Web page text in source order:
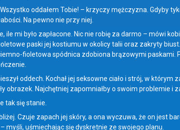
oddałem Tobie! – krzyczy mężczyzna. Gdyby
Na pewno nie przy niej.
ile mi było zapłacone. Nic nie robię za darmo – mówi
paski jej kostiumu w okolicy talii oraz zakryty
fioletowa spódnica zdobiona brązowymi paskami.
oddech. Kochał jej seksowne ciało i strój, w którym
obrazek. Najchętniej zapomniałby o swoim problemie i
tak się stanie.
Czuje zapach jej skóry, a ona wyczuwa, że on jest
myśli, uśmiechając się dyskretnie ze swojego planu.